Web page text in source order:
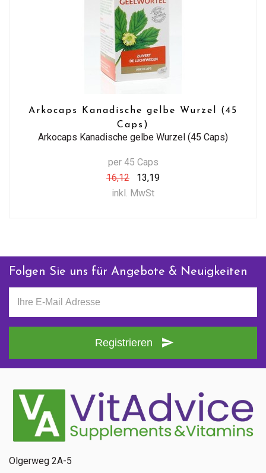
Arkocaps Kanadische gelbe Wurzel (45
Caps)
Arkocaps Kanadische gelbe Wurzel (45 Caps)
per 45 Caps
16,12
13,19
inkl. MwSt
Folgen Sie uns für Angebote & Neuigkeiten
Registrieren
Olgerweg 2A-5